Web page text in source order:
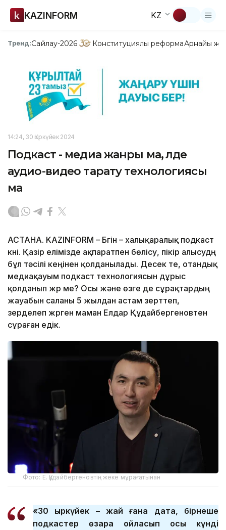
KAZINFORM KZ
Тренд:Сайлау-2026 Конституциялық реформаАрнайы
14:24, 30 Қыркүйек 2024
Подкаст - медиа жанры ма, әлде
аудио-видео тарату технологиясы
ма
АСТАНА. KAZINFORM – Бүгін – халықаралық подкаст
күні. Қазір елімізде ақпаратпен бөлісу, пікір алысудң
бұл тәсілі кеңінен қолданылады. Десек те, отандық
медиақауым подкаст технологиясын дұрыс
қолданып жүр ме? Осы және өзге де сұрақтардың
жауабын саланы 5 жылдан астам зерттеп,
зерделеп жүрген маман Елдар Құдайбергеновтен
сұраған едік.
Фото: Е. Құдайбергеновтің жеке мұрағатынан
«30 қыркүйек – жай ғана дата, бірнеше
подкастер өзара ойласып осы күнді